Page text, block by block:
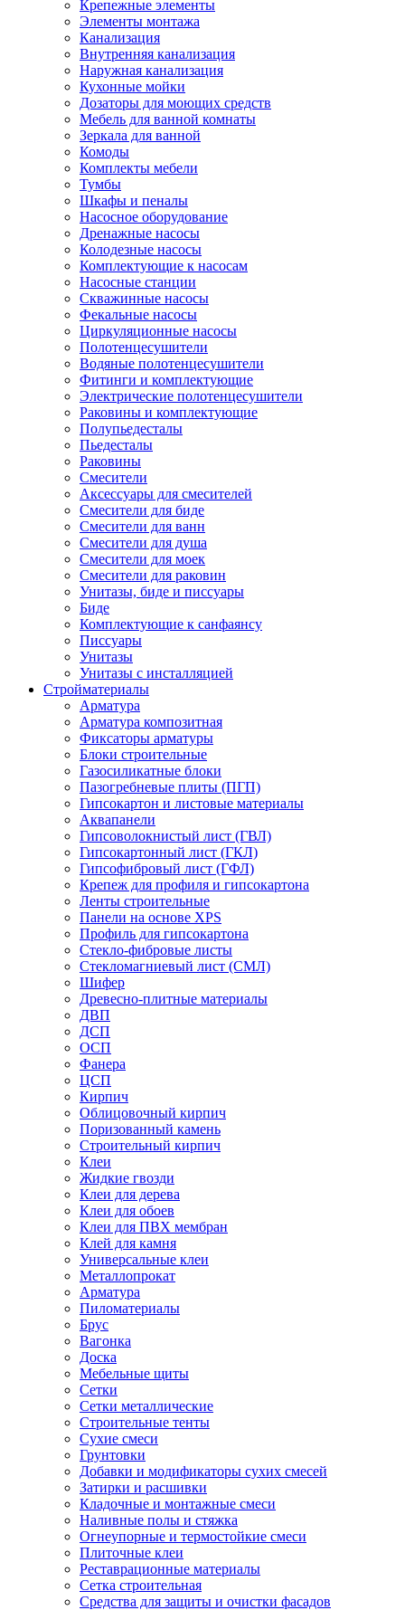
Крепежные элементы
Элементы монтажа
Канализация
Внутренняя канализация
Наружная канализация
Кухонные мойки
Дозаторы для моющих средств
Мебель для ванной комнаты
Зеркала для ванной
Комоды
Комплекты мебели
Тумбы
Шкафы и пеналы
Насосное оборудование
Дренажные насосы
Колодезные насосы
Комплектующие к насосам
Насосные станции
Скважинные насосы
Фекальные насосы
Циркуляционные насосы
Полотенцесушители
Водяные полотенцесушители
Фитинги и комплектующие
Электрические полотенцесушители
Раковины и комплектующие
Полупьедесталы
Пьедесталы
Раковины
Смесители
Аксессуары для смесителей
Смесители для биде
Смесители для ванн
Смесители для душа
Смесители для моек
Смесители для раковин
Унитазы, биде и писсуары
Биде
Комплектующие к санфаянсу
Писсуары
Унитазы
Унитазы с инсталляцией
Стройматериалы
Арматура
Арматура композитная
Фиксаторы арматуры
Блоки строительные
Газосиликатные блоки
Пазогребневые плиты (ПГП)
Гипсокартон и листовые материалы
Аквапанели
Гипсоволокнистый лист (ГВЛ)
Гипсокартонный лист (ГКЛ)
Гипсофибровый лист (ГФЛ)
Крепеж для профиля и гипсокартона
Ленты строительные
Панели на основе XPS
Профиль для гипсокартона
Стекло-фибровые листы
Стекломагниевый лист (СМЛ)
Шифер
Древесно-плитные материалы
ДВП
ДСП
ОСП
Фанера
ЦСП
Кирпич
Облицовочный кирпич
Поризованный камень
Строительный кирпич
Клеи
Жидкие гвозди
Клеи для дерева
Клеи для обоев
Клеи для ПВХ мембран
Клей для камня
Универсальные клеи
Металлопрокат
Арматура
Пиломатериалы
Брус
Вагонка
Доска
Мебельные щиты
Сетки
Сетки металлические
Строительные тенты
Сухие смеси
Грунтовки
Добавки и модификаторы сухих смесей
Затирки и расшивки
Кладочные и монтажные смеси
Наливные полы и стяжка
Огнеупорные и термостойкие смеси
Плиточные клеи
Реставрационные материалы
Сетка строительная
Средства для защиты и очистки фасадов